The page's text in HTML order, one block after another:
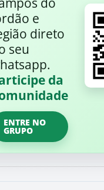
e
direto
seu
da
ENTRE NO
GRUPO